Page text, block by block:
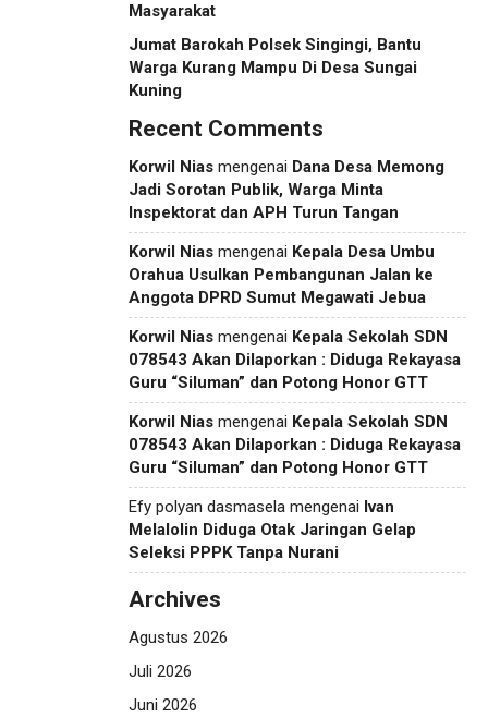
Masyarakat
Jumat Barokah Polsek Singingi, Bantu
Warga Kurang Mampu Di Desa Sungai
Kuning
Recent Comments
Korwil Nias mengenai Dana Desa Memong
Jadi Sorotan Publik, Warga Minta
Inspektorat dan APH Turun Tangan
Korwil Nias mengenai Kepala Desa Umbu
Orahua Usulkan Pembangunan Jalan ke
Anggota DPRD Sumut Megawati Jebua
Korwil Nias mengenai Kepala Sekolah SDN
078543 Akan Dilaporkan : Diduga Rekayasa
Guru “Siluman” dan Potong Honor GTT
Korwil Nias mengenai Kepala Sekolah SDN
078543 Akan Dilaporkan : Diduga Rekayasa
Guru “Siluman” dan Potong Honor GTT
Efy polyan dasmasela mengenai Ivan
Melalolin Diduga Otak Jaringan Gelap
Seleksi PPPK Tanpa Nurani
Archives
Agustus 2026
Juli 2026
Juni 2026